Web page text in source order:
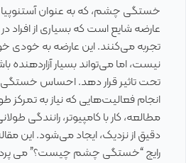
خستگی چشم، که به عنوان
عارضه شایع است که بسیاری از افراد
تجربه می‌کنند. این عارضه به خودی
نیست، اما می‌تواند بسیار آزاردهنده
تحت تاثیر قرار دهد. احساس
انجام فعالیت‌هایی که نیاز به تمرکز
مطالعه، کار با کامپیوتر، رانندگی
دقیق از نزدیک، ایجاد می‌شود. این
رایج “خستگی چشم چیست؟” می